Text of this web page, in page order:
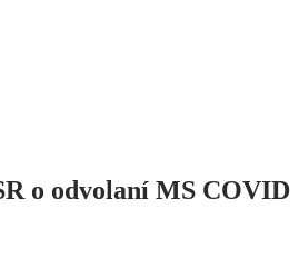
o odvolaní MS COVID